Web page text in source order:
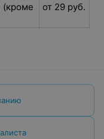
(кроме
от 29 руб.